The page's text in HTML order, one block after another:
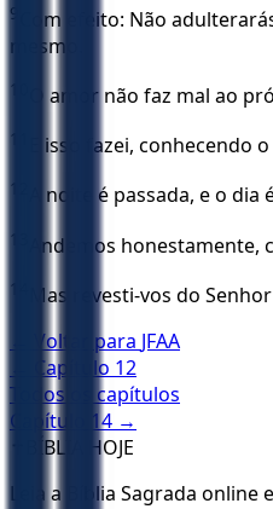
9
Com efeito: Não
mesmo.
10 O amor não faz mal ao
11 E isso fazei,
12 A noite é passada, e o
13 Andemos
14
Mas revesti-vos do
← Voltar para JFAA
← Capítulo 12
Todos os capítulos
Capítulo
14 →
BÍBLIA HOJE
Leia a Bíblia Sagrada